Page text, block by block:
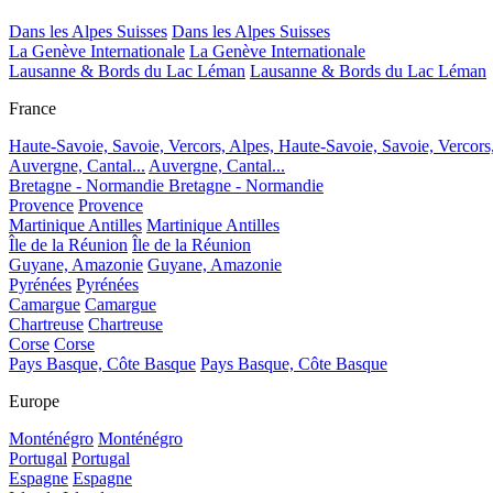
Dans les Alpes Suisses Dans les Alpes Suisses
La Genève Internationale La Genève Internationale
Lausanne & Bords du Lac Léman Lausanne & Bords du Lac Léman
France
Haute-Savoie, Savoie, Vercors, Alpes, Haute-Savoie, Savoie,
Auvergne, Cantal... Auvergne, Cantal...
Bretagne - Normandie Bretagne - Normandie
Provence Provence
Martinique Antilles Martinique Antilles
Île de la Réunion Île de la Réunion
Guyane, Amazonie Guyane, Amazonie
Pyrénées Pyrénées
Camargue Camargue
Chartreuse Chartreuse
Corse Corse
Pays Basque, Côte Basque Pays Basque, Côte Basque
Europe
Monténégro Monténégro
Portugal Portugal
Espagne Espagne